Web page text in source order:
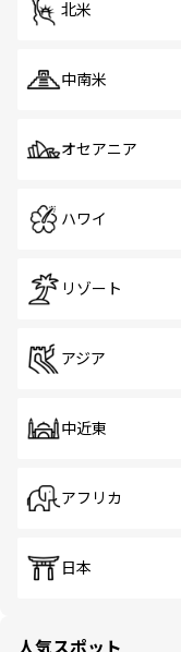
北米
中南米
オセアニア
ハワイ
リゾート
アジア
中近東
アフリカ
日本
人気スポット